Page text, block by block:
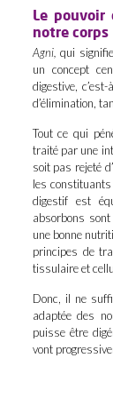
Le
notre corps
Agni,qui
un concept
digestive,
d’élimination,
Tout ce qui
traité par une
soit pas rejeté
les
digestif est
absorbons
une bonne
principes de
tissulaire et
Donc, il ne
adaptée des
puisse être
vont